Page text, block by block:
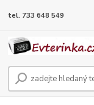
tel. 733 648 549